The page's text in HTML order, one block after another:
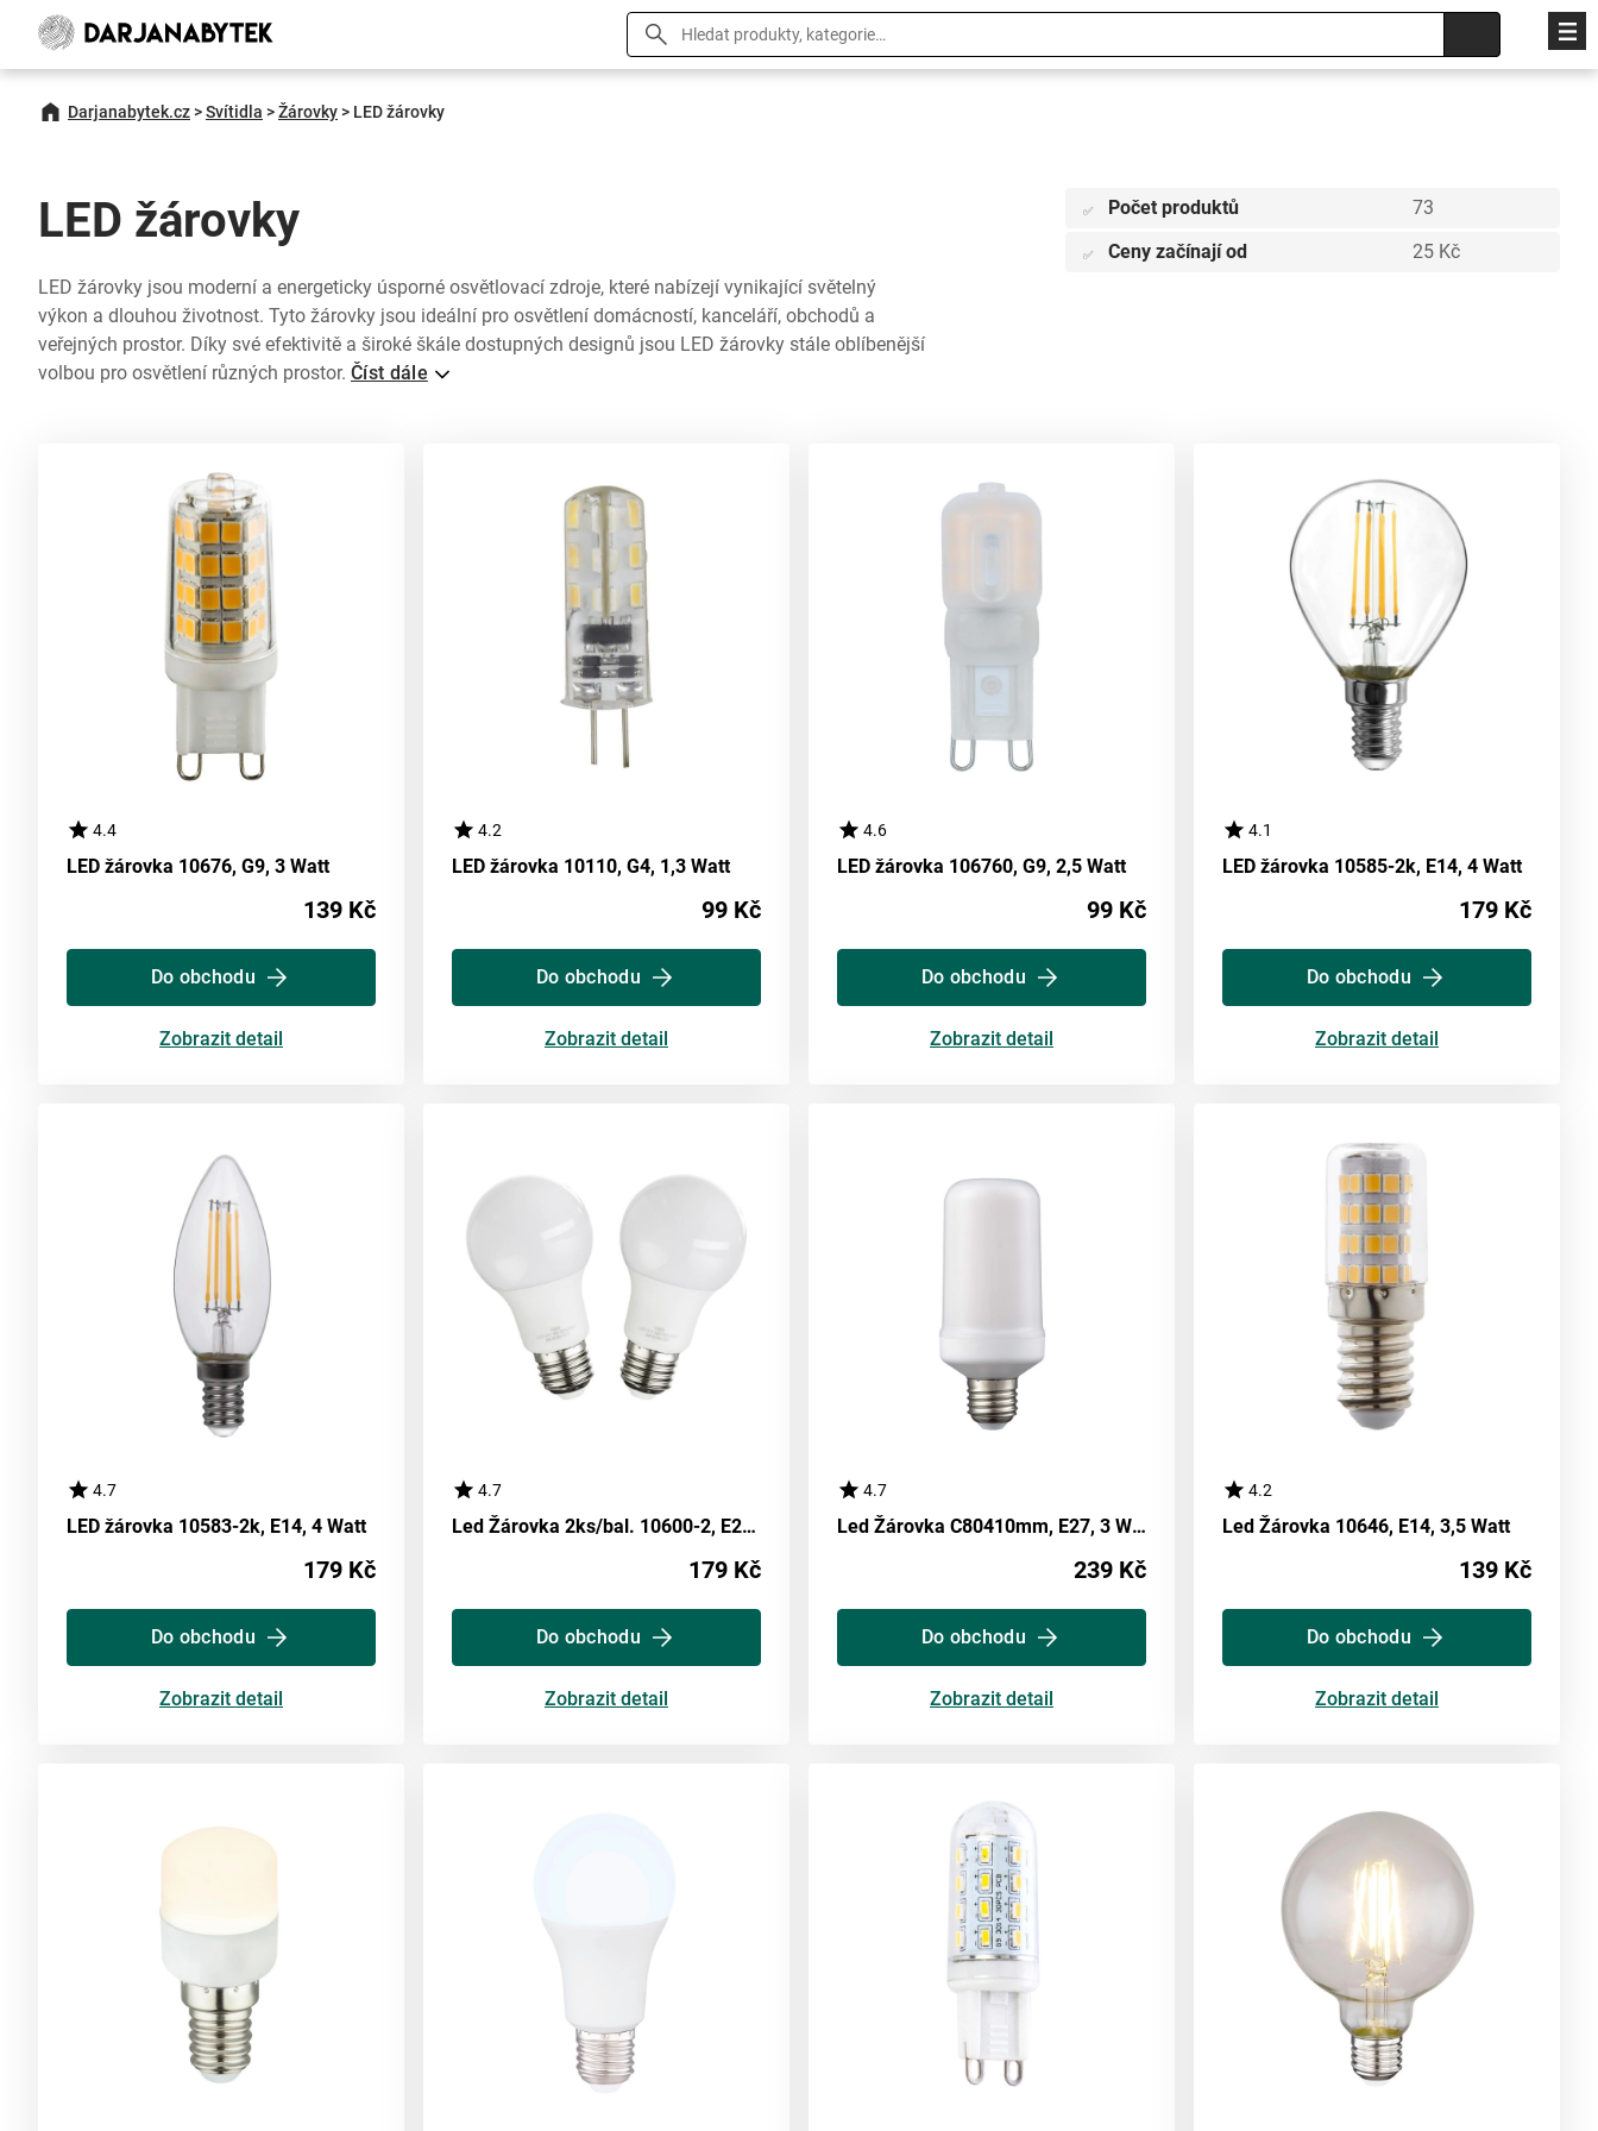
Darjanabytek.cz>Svítidla >Žárovky> LED žárovky
LED žárovky
LED žárovky jsou moderní a energeticky úsporné osvětlovací zdroje, které nabízejí vynikající světelný
výkon a dlouhou životnost. Tyto žárovky jsou ideální pro osvětlení domácností, kanceláří, obchodů a
veřejných prostor. Díky své efektivitě a široké škále dostupných designů jsou LED žárovky stále oblíbenější
volbou pro osvětlení různých prostor. Číst dále
✅ Počet produktů 73
✅ Ceny začínají od 25 Kč
4.4
LED žárovka 10676, G9, 3 Watt
139 Kč
Do obchodu
Zobrazit detail
4.2
LED žárovka 10110, G4, 1,3 Watt
99 Kč
Do obchodu
Zobrazit detail
4.6
LED žárovka 106760, G9, 2,5 Watt
99 Kč
Do obchodu
Zobrazit detail
4.1
LED žárovka 10585-2k, E14, 4 Watt
179 Kč
Do obchodu
Zobrazit detail
4.7
LED žárovka 10583-2k, E14, 4 Watt
179 Kč
Do obchodu
Zobrazit detail
4.7
Led Žárovka 2ks/bal. 10600-2, E27, 9 Watt
179 Kč
Do obchodu
Zobrazit detail
4.7
Led Žárovka C80410mm, E27, 3 Watt
239 Kč
Do obchodu
Zobrazit detail
4.2
Led Žárovka 10646, E14, 3,5 Watt
139 Kč
Do obchodu
Zobrazit detail